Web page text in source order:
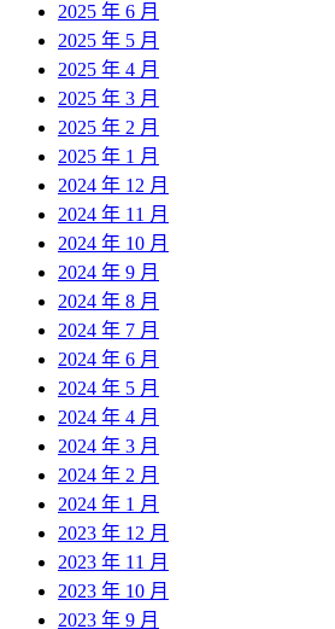
2025 年 6 月
2025 年 5 月
2025 年 4 月
2025 年 3 月
2025 年 2 月
2025 年 1 月
2024 年 12 月
2024 年 11 月
2024 年 10 月
2024 年 9 月
2024 年 8 月
2024 年 7 月
2024 年 6 月
2024 年 5 月
2024 年 4 月
2024 年 3 月
2024 年 2 月
2024 年 1 月
2023 年 12 月
2023 年 11 月
2023 年 10 月
2023 年 9 月